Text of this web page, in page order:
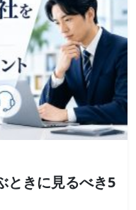
ときに見るべき5